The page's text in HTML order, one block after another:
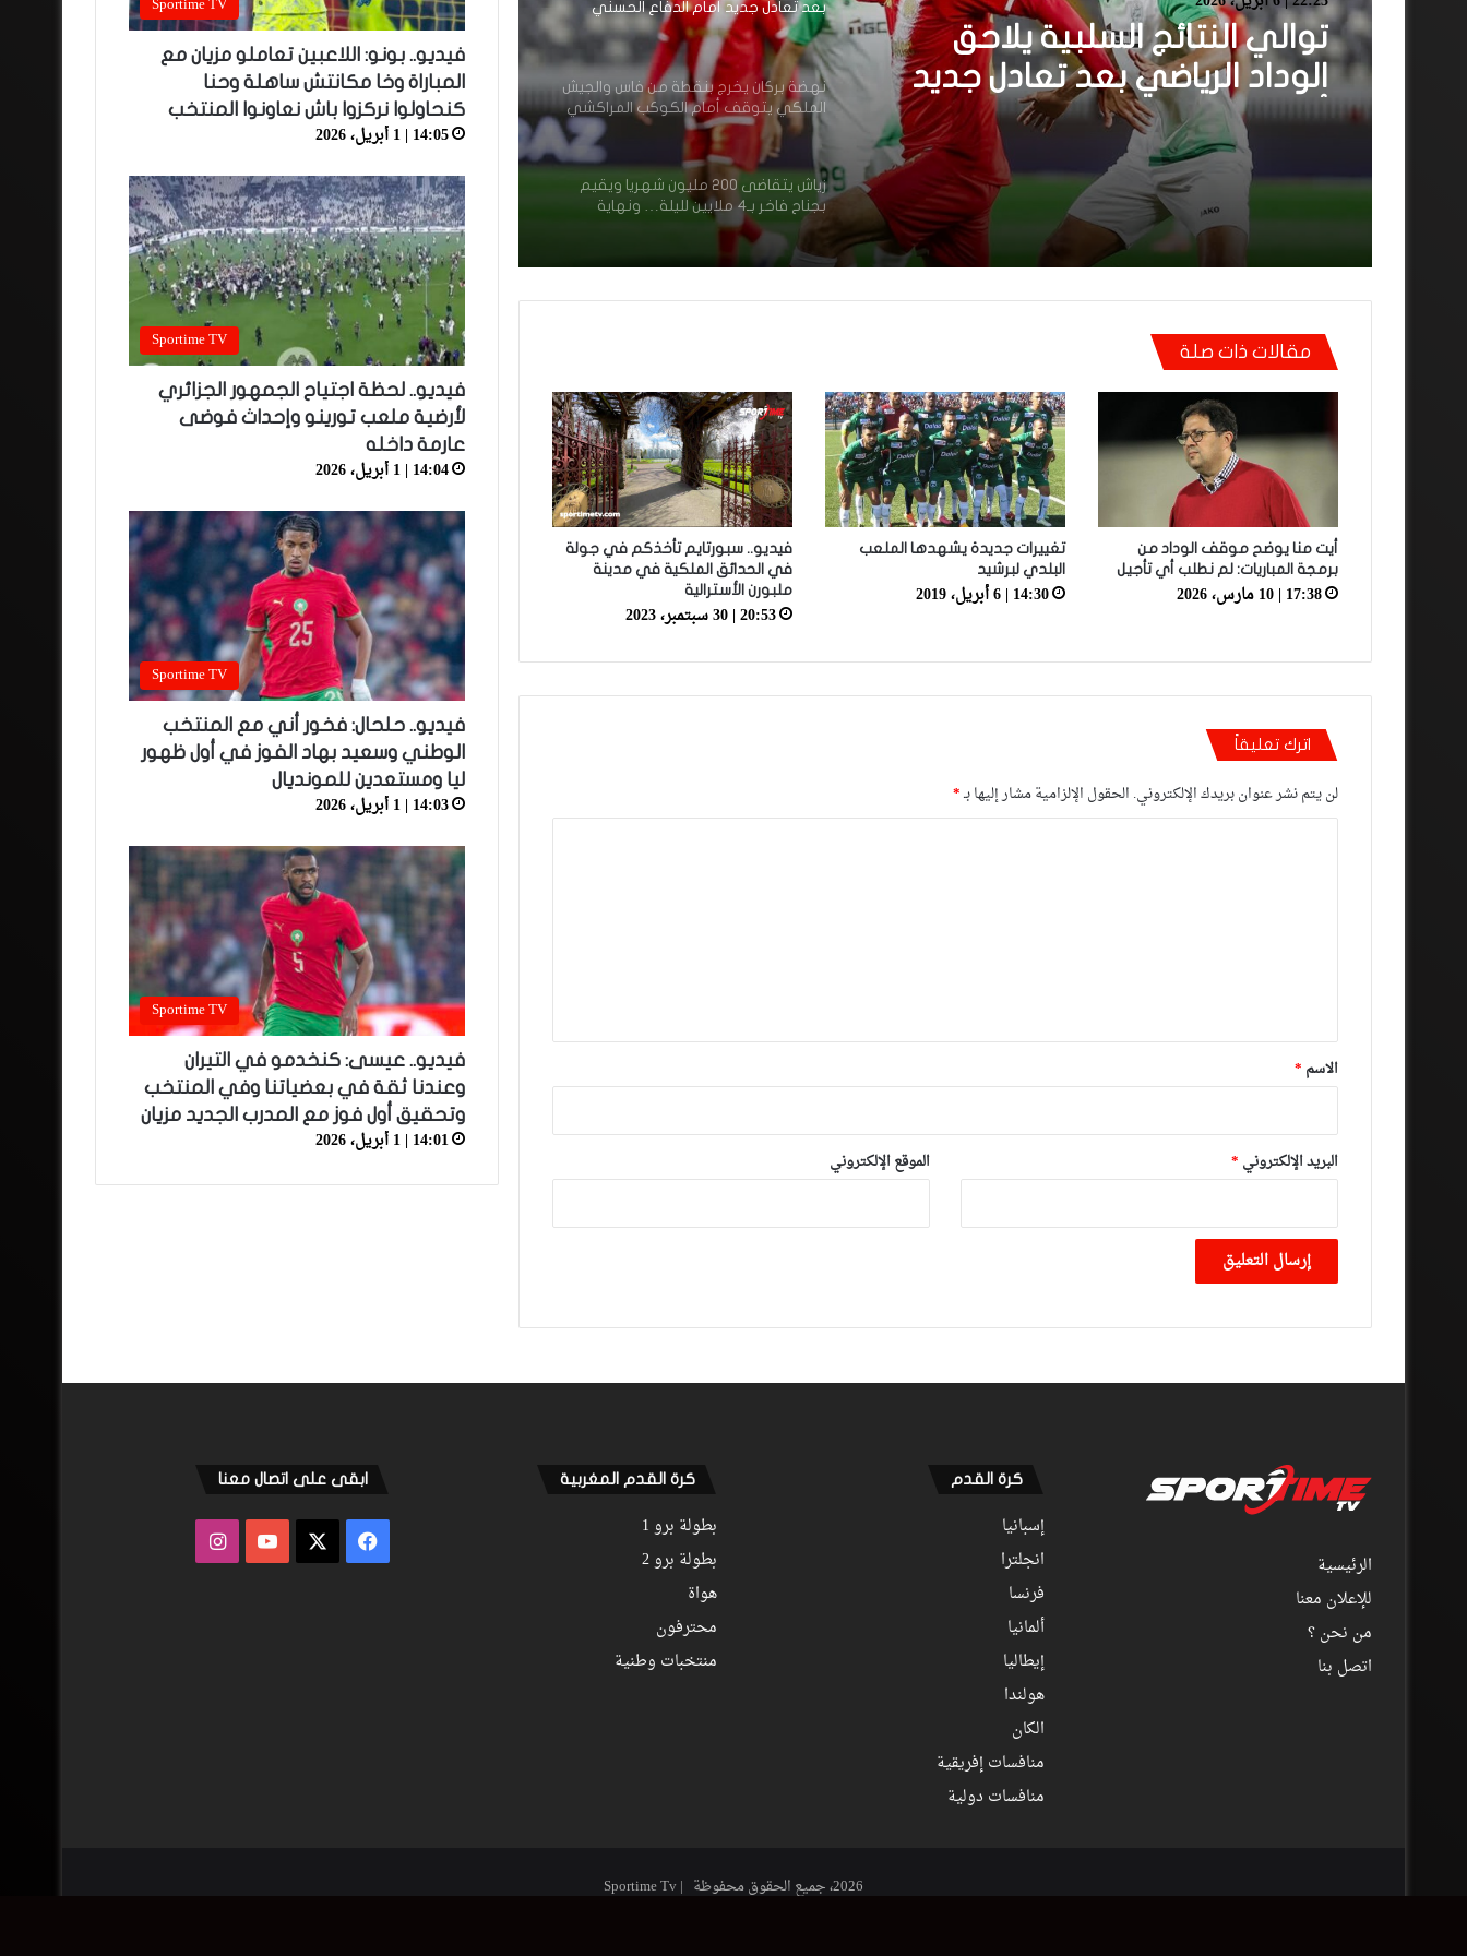
توالي النتائج السلبية يلاحق
الوداد الرياضي بعد تعادل جديد
أمام الدفاع الحسني الجديدي
بعد تعادل جديد أمام الدفاع الحسني
الجديدي
نهضة بركان يخرج بنقطة من فاس والجيش
الملكي يتوقف أمام الكوكب المراكشي
زياش يتقاضى 200 مليون شهريا ويقيم
بجناح فاخر بـ4 ملايين لليلة… ونهاية
التجربة مع الوداد تلوح في الأفق
وإن شاء الله غادي نكونوا واجدين في
المباراة وخا مكانتش ساهلة وحنا كنحاولوا
نركزوا باش نعاونوا المنتخب
فيديو.. لحظة اجتياح الجمهور الجزائري
لأرضية ملعب تورينو وإحداث فوضى عارمة
داخله
فيديو.. حلحال: فخور أني مع المنتخب
الوطني وسعيد بهاد الفوز في أول ظهور
ليا ومستعدين للمونديال
زياش يتقاضى 200 مليون شهريا ويقيم
مقالات ذات صلة
أيت منا يوضح موقف الوداد من
برمجة المباريات: لم نطلب أي تأجيل
17:38 | 10 مارس، 2026
تغييرات جديدة يشهدها الملعب
البلدي لبرشيد
14:30 | 6 أبريل، 2019
فيديو.. سبورتايم تأخذكم في جولة
في الحدائق الملكية في مدينة
ملبورن الأسترالية
20:53 | 30 سبتمبر، 2023
اترك تعليقاً
لن يتم نشر عنوان بريدك الإلكتروني. الحقول الإلزامية مشار إليها بـ*
*
الاسم *
البريد الإلكتروني * الموقع الإلكتروني
فيديو.. بونو: اللاعبين تعاملو مزيان مع
المباراة وخا مكانتش ساهلة وحنا
كنحاولوا نركزوا باش نعاونوا المنتخب
14:05 | 1 أبريل، 2026
Sportime TV
فيديو.. لحظة اجتياح الجمهور الجزائري
لأرضية ملعب تورينو وإحداث فوضى
عارمة داخله
14:04 | 1 أبريل، 2026
Sportime TV
فيديو.. حلحال: فخور أني مع المنتخب
الوطني وسعيد بهاد الفوز في أول ظهور
ليا ومستعدين للمونديال
14:03 | 1 أبريل، 2026
Sportime TV
فيديو.. عيسى: كنخدمو في التيران
وعندنا ثقة في بعضياتنا وفي المنتخب
وتحقيق أول فوز مع المدرب الجديد مزيان
14:01 | 1 أبريل، 2026
الرئيسية
للإعلان معنا
من نحن ؟
اتصل بنا
كرة القدم
إسبانيا
انجلترا
فرنسا
ألمانيا
إيطاليا
هولندا
الكان
منافسات إفريقية
منافسات دولية
كرة القدم المغربية
بطولة برو 1
بطولة برو 2
هواة
محترفون
منتخبات وطنية
ابقى على اتصال معنا
فيسبوك ‫YouTubeانستقرام
2026، جميع الحقوق محفوظة | Sportime Tv